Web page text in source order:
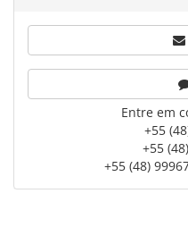
Entre em
+55
+55
+55 (48)